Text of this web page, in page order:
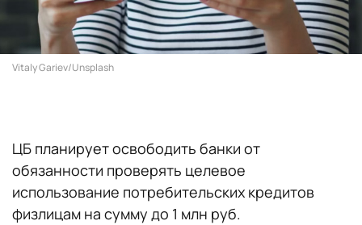
Vitaly Gariev/Unsplash
ЦБ планирует освободить банки от
обязанности проверять целевое
использование потребительских кредитов
физлицам на сумму до 1 млн руб.